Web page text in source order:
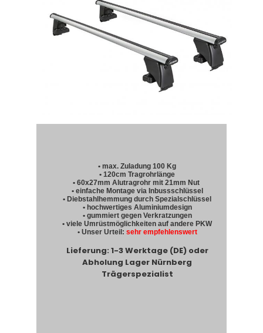
• max. Zuladung 100 Kg
• 120cm Tragrohrlänge
• 60x27mm Alutragrohr mit 21mm Nut
• einfache Montage via Inbussschlüssel
• Diebstahlhemmung durch Spezialschlüssel
• hochwertiges Aluminiumdesign
• gummiert gegen Verkratzungen
• viele Umrüstmöglichkeiten auf andere PKW
• Unser Urteil: sehr empfehlenswert
Lieferung: 1-3 Werktage (DE) oder
Abholung Lager Nürnberg
Trägerspezialist